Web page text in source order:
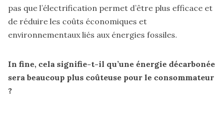
pas que l’électrification permet d’être plus efficace et
de réduire les coûts économiques et
environnementaux liés aux énergies fossiles.
In fine, cela signifie-t-il qu’une énergie décarbonée
sera beaucoup plus coûteuse pour le consommateur
?